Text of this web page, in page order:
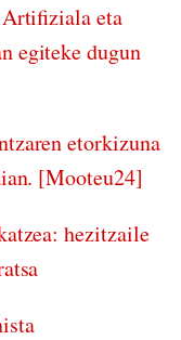
eta
egiteke dugun
etorkizuna
[Mooteu24]
hezitzaile